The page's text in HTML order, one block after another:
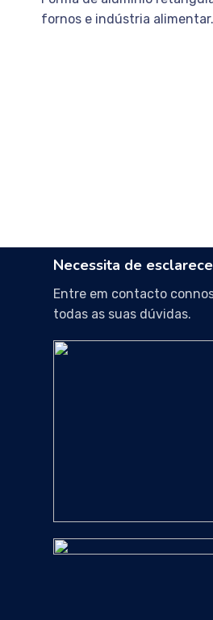
fornos e indústria alimentar.
Necessita de
Entre em contacto
todas as suas dúvidas.